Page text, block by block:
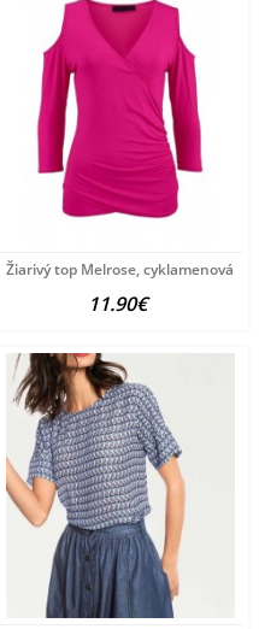
Žiarivý top Melrose, cyklamenová
11.90€